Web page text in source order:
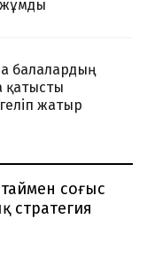
жұмды
балалардың
қатысты
жатыр
соғыс
стратегия